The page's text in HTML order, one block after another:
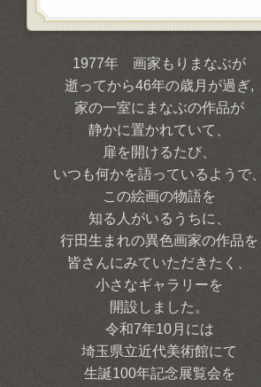
1977年 画家もりまなぶが
逝ってから46年の歳月が過ぎ,
家の一室にまなぶの作品が
静かに置かれていて、
扉を開けるたび、
いつも何かを語っているようで、
この絵画の物語を
知る人がいるうちに、
行田生まれの異色画家の作品を
皆さんにみていただきたく、
小さなギャラリーを
開設しました。
令和7年10月には
埼玉県立近代美術館にて
生誕100年記念展覧会を